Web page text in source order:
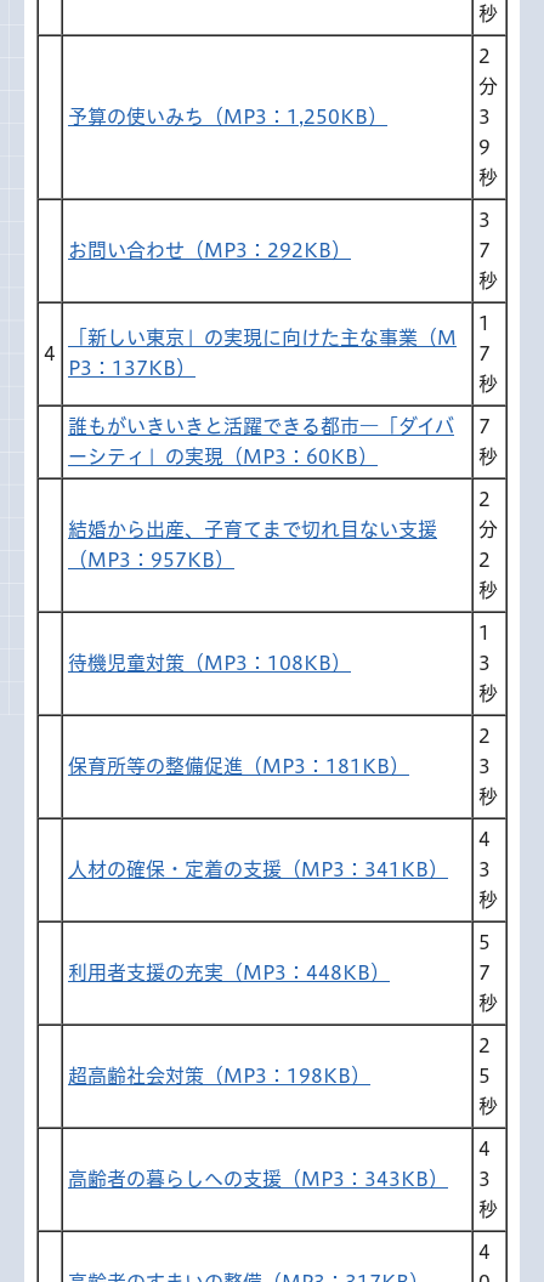
秒
予算の使いみち（MP3：1,250KB）
2
分
3
9
秒
お問い合わせ（MP3：292KB）
3
7
秒
4
「新しい東京」の実現に向けた主な事業（M
P3：137KB）
1
7
秒
誰もがいきいきと活躍できる都市―「ダイバ
ーシティ」の実現（MP3：60KB）
7
秒
結婚から出産、子育てまで切れ目ない支援
（MP3：957KB）
2
分
2
秒
待機児童対策（MP3：108KB）
1
3
秒
保育所等の整備促進（MP3：181KB）
2
3
秒
人材の確保・定着の支援（MP3：341KB）
4
3
秒
利用者支援の充実（MP3：448KB）
5
7
秒
超高齢社会対策（MP3：198KB）
2
5
秒
高齢者の暮らしへの支援（MP3：343KB）
4
3
秒
4